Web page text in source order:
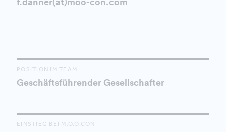
POSITION IM TEAM
Geschäftsführender Gesellschafter
EINSTIEG BEI M.O.O.CON